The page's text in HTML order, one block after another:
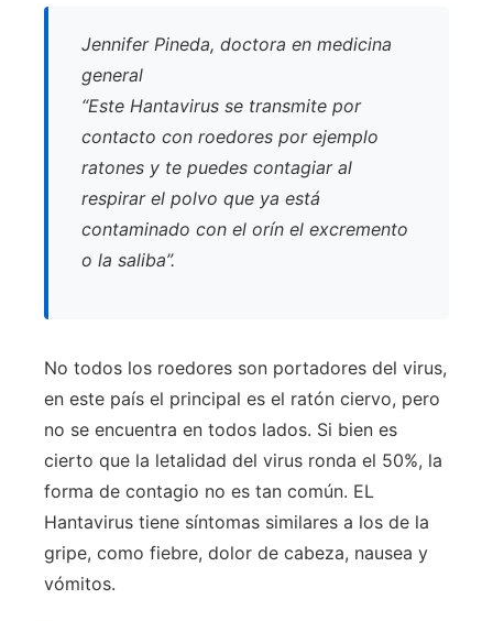
Jennifer Pineda, doctora en medicina
general
“Este Hantavirus se transmite por
contacto con roedores por ejemplo
ratones y te puedes contagiar al
respirar el polvo que ya está
contaminado con el orín el excremento
o la saliba”.
No todos los roedores son portadores del virus,
en este país el principal es el ratón ciervo, pero
no se encuentra en todos lados. Si bien es
cierto que la letalidad del virus ronda el 50%, la
forma de contagio no es tan común. EL
Hantavirus tiene síntomas similares a los de la
gripe, como fiebre, dolor de cabeza, nausea y
vómitos.